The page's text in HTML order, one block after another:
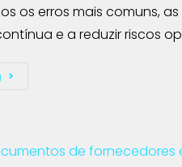
os erros mais comuns,
e a reduzir riscos